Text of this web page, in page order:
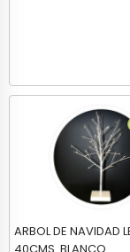
ARBOL DE NAVIDAD